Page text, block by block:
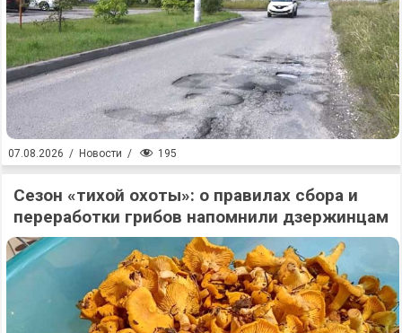
07.08.2026 / Новости / 195
Сезон «тихой охоты»: о правилах сбора и
переработки грибов напомнили дзержинцам